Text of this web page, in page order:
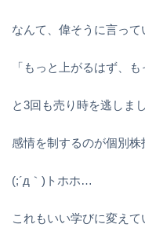
なんて、偉そうに言って
「もっと上がるはず、
と3回も売り時を逃しま
感情を制するのが個別株
(;´д｀)トホホ…
これもいい学びに変えて